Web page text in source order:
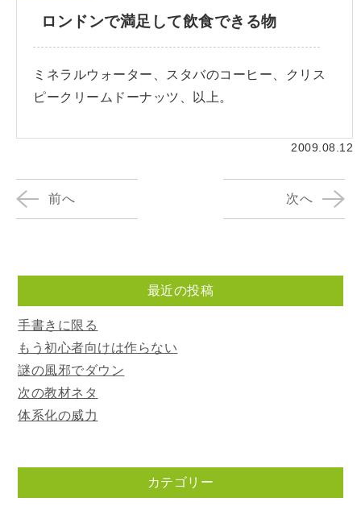
ロンドンで満足して飲食できる物
ミネラルウォーター、スタバのコーヒー、クリス
ピークリームドーナッツ、以上。
2009.08.12
前へ 次へ
最近の投稿
手書きに限る
もう初心者向けは作らない
謎の風邪でダウン
次の教材ネタ
体系化の威力
カテゴリー